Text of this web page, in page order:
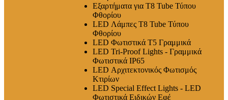
Εξαρτήματα για T8 Tube Τύπου
Φθορίου
LED Λάμπες Τ8 Tube Τύπου
Φθορίου
LED Φωτιστικά T5 Γραμμικά
LED Tri-Proof Lights - Γραμμικά
Φωτιστικά IP65
LED Αρχιτεκτονικός Φωτισμός
Κτιρίων
LED Special Effect Lights - LED
Φωτιστικά Ειδικών Εφέ